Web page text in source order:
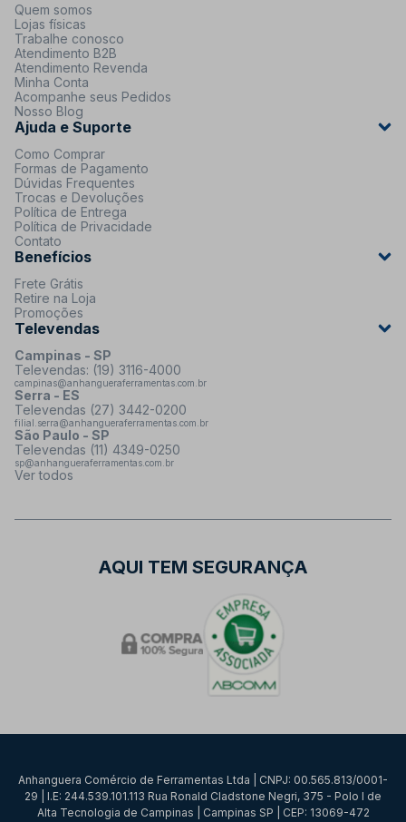
Quem somos
Lojas físicas
Trabalhe conosco
Atendimento B2B
Atendimento Revenda
Minha Conta
Acompanhe seus Pedidos
Nosso Blog
Ajuda e Suporte
Como Comprar
Formas de Pagamento
Dúvidas Frequentes
Trocas e Devoluções
Política de Entrega
Política de Privacidade
Contato
Benefícios
Frete Grátis
Retire na Loja
Promoções
Televendas
Campinas - SP
Televendas: (19) 3116-4000
campinas@anhangueraferramentas.com.br
Serra - ES
Televendas (27) 3442-0200
filial.serra@anhangueraferramentas.com.br
São Paulo - SP
Televendas (11) 4349-0250
sp@anhangueraferramentas.com.br
Ver todos
AQUI TEM SEGURANÇA
Anhanguera Comércio de Ferramentas Ltda | CNPJ: 00.565.813/0001-
29 | I.E: 244.539.101.113 Rua Ronald Cladstone Negri, 375 - Polo I de
Alta Tecnologia de Campinas | Campinas SP | CEP: 13069-472